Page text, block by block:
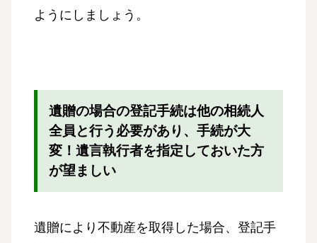
ようにしましょう。
遺贈の場合の登記手続は他の相続人
全員と行う必要があり、手続が大
変！遺言執行者を指定しておいた方
が望ましい
遺贈により不動産を取得した場合、登記手